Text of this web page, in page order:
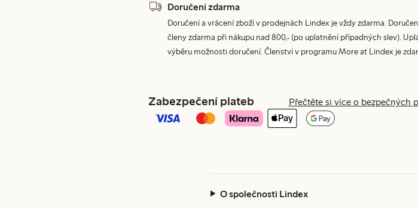
Doručení zdarma
Doručení a vrácení zboží v prodejnách Lindex je vždy zdarma.
členy zdarma při nákupu nad 800,- (po uplatnění případných slev).
výběru možnosti doručení. Členství v programu More at Lindex je
Zabezpečení plateb Přečtěte si více o bezpečných
O společnosti Lindex